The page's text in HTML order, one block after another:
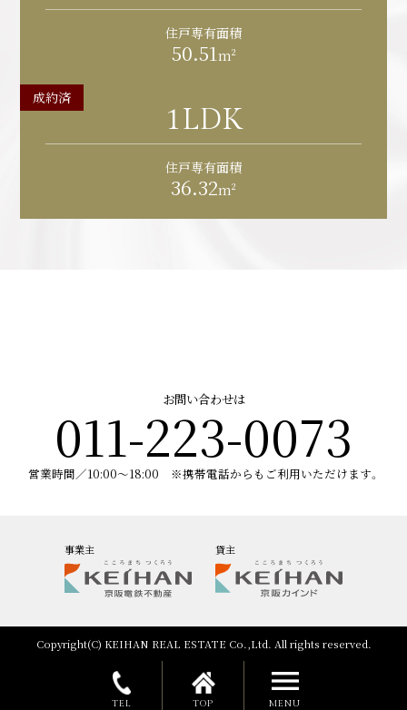
TEL TOP
menu
MENU
住戸専有面積
50.51 m²
成約済
1LDK
住戸専有面積
36.32m²
お問い合わせは
011-223-0073
営業時間／10:00～18:00 ※携帯電話からもご利用いただけます。
事業主 貸主
Copyright(C) KEIHAN REAL ESTATE Co.,Ltd. All rights reserved.